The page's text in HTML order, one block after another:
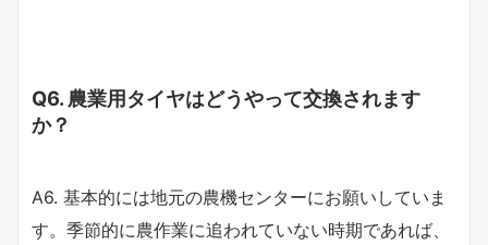
Q6. 農業用タイヤはどうやって交換されます
か？
A6. 基本的には地元の農機センターにお願いしていま
す。季節的に農作業に追われていない時期であれば、